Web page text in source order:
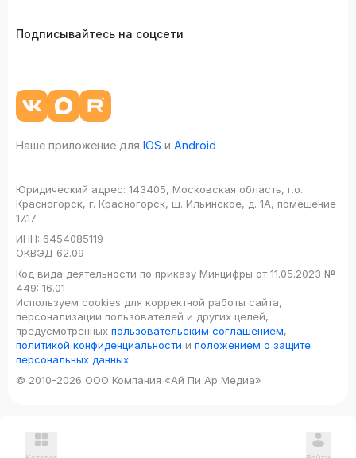
Подписывайтесь на соцсети
Наше приложение для IOS и Android
Юридический адрес: 143405, Московская область, г.о.
Красногорск, г. Красногорск, ш. Ильинское, д. 1А, помещение
17.17
ИНН: 6454085119
ОКВЭД 62.09
Код вида деятельности по приказу Минцифры от 11.05.2023 №
449: 16.01
Используем cookies для корректной работы сайта,
персонализации пользователей и других целей,
предусмотренных пользовательским соглашением,
политикой конфиденциальности и положением о защите
персональных данных.
© 2010-2026 ООО Компания «Ай Пи Ар Медиа»